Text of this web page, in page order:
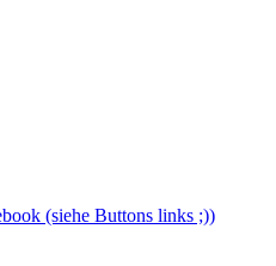
(siehe Buttons links ;))